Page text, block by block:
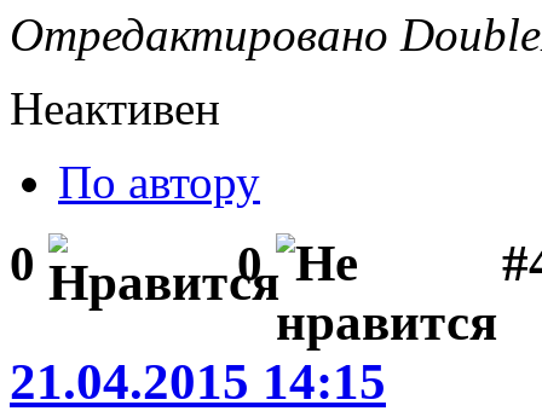
Отредактировано
Неактивен
По автору
0 0
21.04.2015 14:15